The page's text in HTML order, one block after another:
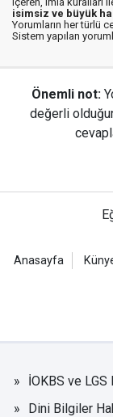
isimsiz ve büyük
Yorumların her türlü
Sistem yapılan
Önemli not:
değerli
Anasayfa
İOKBS ve
Dini Bilgiler